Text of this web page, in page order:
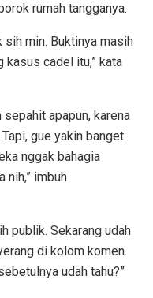
rumah tangganya.
sih min. Buktinya masih
kasus cadel itu,” kata
apapun, karena
gue yakin banget
nggak bahagia
nih,” imbuh
publik. Sekarang udah
di kolom komen.
udah tahu?”